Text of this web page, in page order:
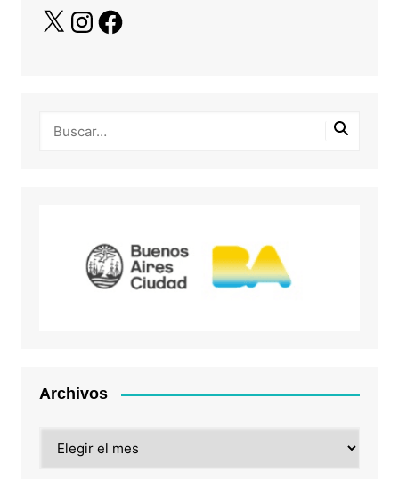
X InstagramFacebook
Archivos